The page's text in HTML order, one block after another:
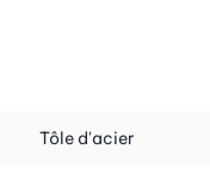
où elle doit être.
Tôle d'acier